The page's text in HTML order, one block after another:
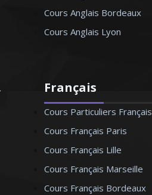
Cours Anglais Bordeaux
Cours Anglais Lyon
Français
Cours Particuliers Français
Cours Français Paris
Cours Français Lille
Cours Français Marseille
Cours Français Bordeaux